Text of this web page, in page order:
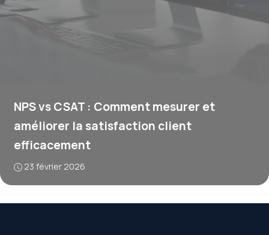
NPS vs CSAT : Comment mesurer et
améliorer la satisfaction client
efficacement
23 février 2026